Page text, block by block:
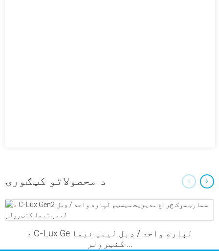
د محصولاتو کټګورۍ
د C-Lux Ge لپاره واحد / ډبل لیمپ نیما
کنټرولر ...